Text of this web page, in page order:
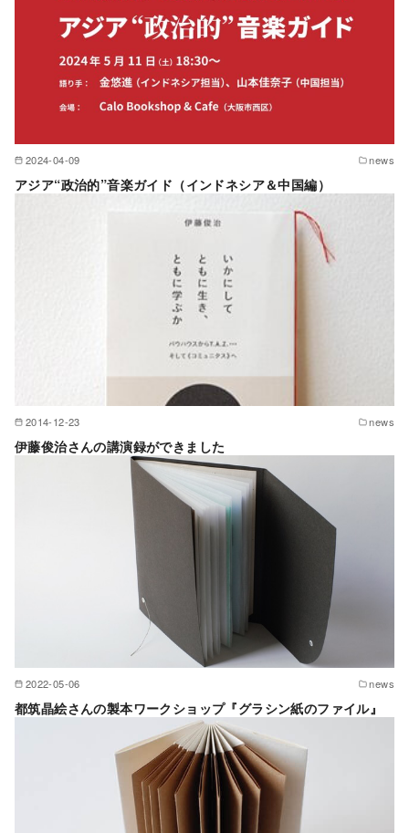
2024-04-09 news
アジア“政治的”音楽ガイド（インドネシア＆中国編）
2014-12-23 news
伊藤俊治さんの講演録ができました
2022-05-06 news
都筑晶絵さんの製本ワークショップ『グラシン紙のファイル』